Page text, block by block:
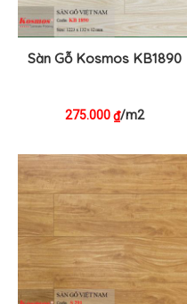
Sàn Gỗ Kosmos KB1890
275.000₫/m2